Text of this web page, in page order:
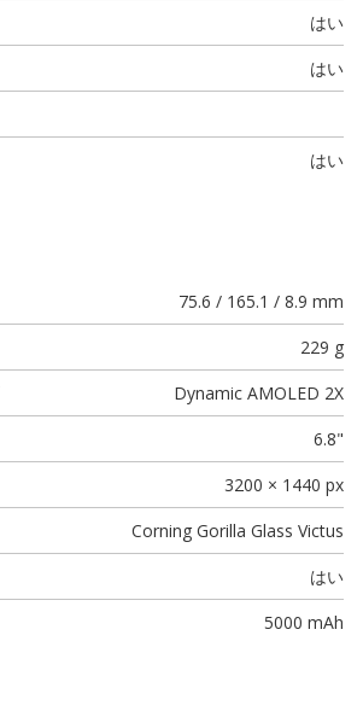
はい
はい
はい
75.6 / 165.1 / 8.9 mm
229 g
Dynamic AMOLED 2X
6.8"
3200 × 1440 px
Corning Gorilla Glass Victus
はい
5000 mAh